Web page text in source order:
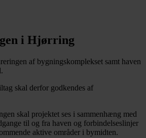
i Hjørring
af bygningskomplekset samt haven
skal derfor godkendes af
skal projektet ses i sammenhæng med
til og fra haven og forbindelseslinjer
aktive områder i bymidten.